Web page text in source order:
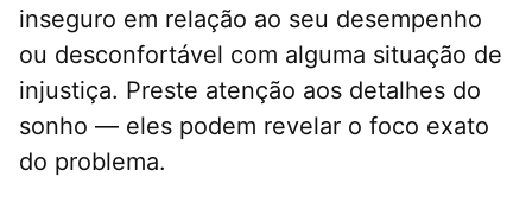
inseguro em relação ao seu desempenho
ou desconfortável com alguma situação de
injustiça. Preste atenção aos detalhes do
sonho — eles podem revelar o foco exato
do problema.